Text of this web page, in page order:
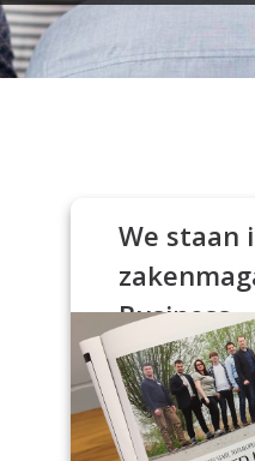
We staan
Business